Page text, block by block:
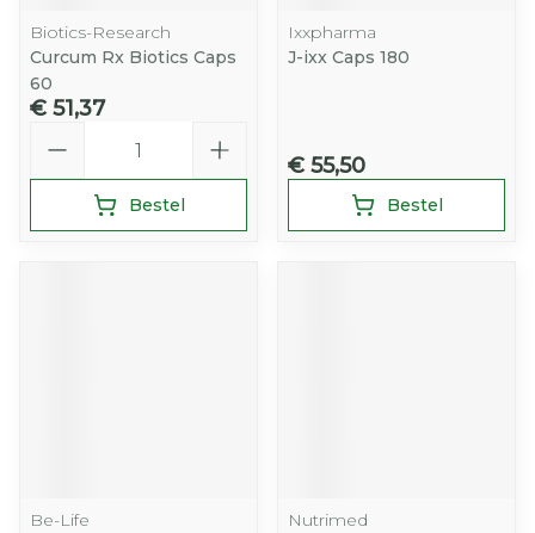
Biotics-Research
Curcum Rx Biotics Caps
60
€ 51,37
Bestel
Ixxpharma
J-ixx Caps 180
€ 55,50
Bestel
Be-Life
Nutrimed